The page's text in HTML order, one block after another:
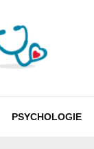
PSYCHOLOGIE